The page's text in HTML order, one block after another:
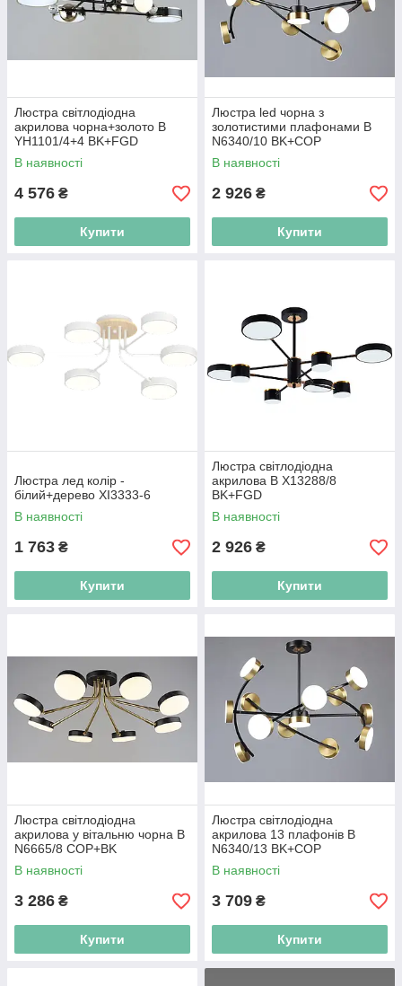
Люстра світлодіодна
акрилова чорна+золото B
YH1101/4+4 BK+FGD
В наявності
4 576 ₴
Купити
Люстра led чорна з
золотистими плафонами B
N6340/10 BK+COP
В наявності
2 926 ₴
Купити
Люстра лед колір -
білий+дерево XI3333-6
В наявності
1 763 ₴
Купити
Люстра світлодіодна
акрилова B X13288/8
BK+FGD
В наявності
2 926 ₴
Купити
Люстра світлодіодна
акрилова у вітальню чорна B
N6665/8 COP+BK
В наявності
3 286 ₴
Купити
Люстра світлодіодна
акрилова 13 плафонів B
N6340/13 BK+COP
В наявності
3 709 ₴
Купити